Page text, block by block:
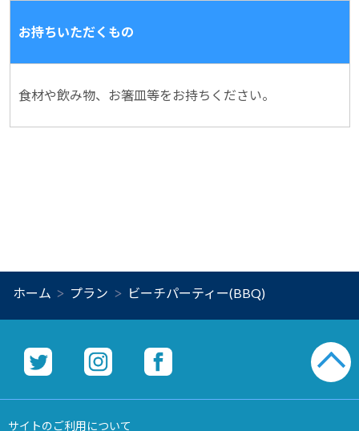
お持ちいただくもの
食材や飲み物、お箸皿等をお持ちください。
ホーム プラン ビーチパーティー(BBQ)
サイトのご利用について